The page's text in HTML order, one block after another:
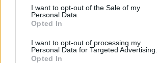
consent section.
I want to opt-out of the Sale of my
Personal Data.
Opted In
I want to opt-out of processing my
Personal Data for Targeted Advertising.
Opted In
gestione ferite